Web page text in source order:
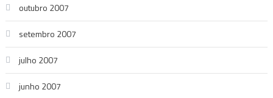
outubro 2007
setembro 2007
julho 2007
junho 2007